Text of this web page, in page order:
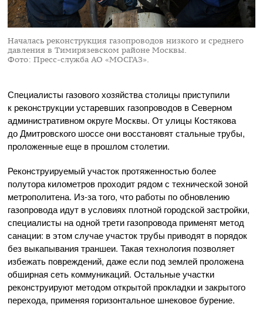
Началась реконструкция газопроводов низкого и среднего
давления в Тимирязевском районе Москвы.
Фото: Пресс-служба АО «МОСГАЗ».
Специалисты газового хозяйства столицы приступили
к реконструкции устаревших газопроводов в Северном
административном округе Москвы. От улицы Костякова
до Дмитровского шоссе они восстановят стальные трубы,
проложенные еще в прошлом столетии.
Реконструируемый участок протяженностью более
полутора километров проходит рядом с технической зоной
метрополитена. Из-затого, что работы по обновлению
газопровода идут в условиях плотной городской застройки,
специалисты на одной трети газопровода применят метод
санации: в этом случае участок трубы приводят в порядок
без выкапывания траншеи. Такая технология позволяет
избежать повреждений, даже если под землей проложена
обширная сеть коммуникаций. Остальные участки
реконструируют методом открытой прокладки и закрытого
перехода, применяя горизонтальное шнековое бурение.